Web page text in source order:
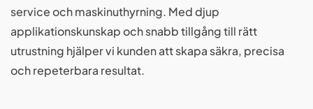
service och maskinuthyrning. Med djup
applikationskunskap och snabb tillgång till rätt
utrustning hjälper vi kunden att skapa säkra, precisa
och repeterbara resultat.